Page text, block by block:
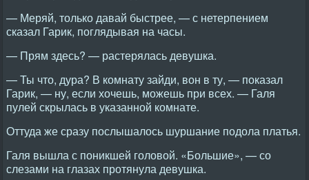
— Меряй, только давай быстрее, — с нетерпением
сказал Гарик, поглядывая на часы.
— Прям здесь? — растерялась девушка.
— Ты что, дура? В комнату зайди, вон в ту, — показал
Гарик, — ну, если хочешь, можешь при всех. — Галя
пулей скрылась в указанной комнате.
Оттуда же сразу послышалось шуршание подола платья.
Галя вышла с поникшей головой. «Большие», — со
слезами на глазах протянула девушка.